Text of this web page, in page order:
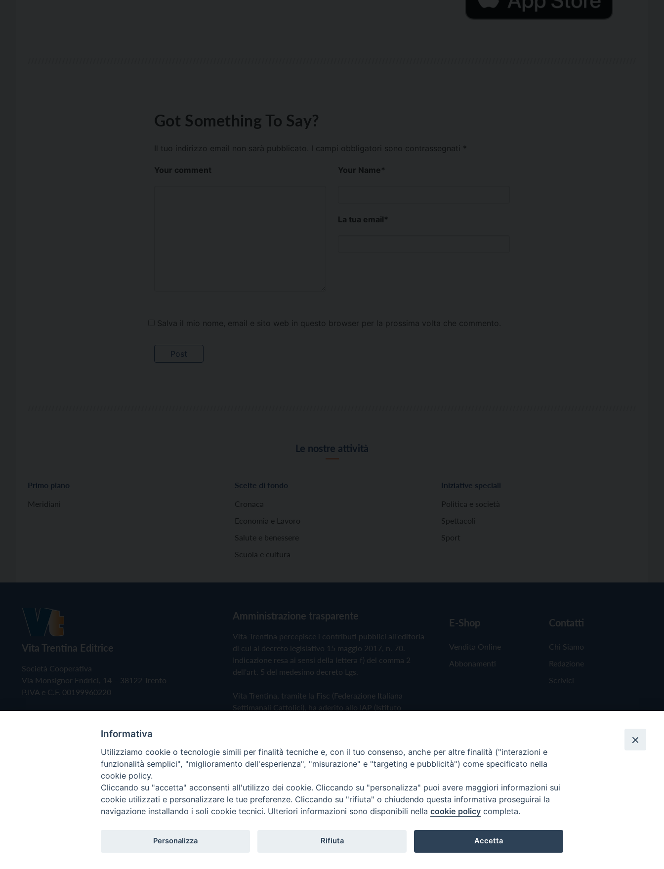
Got Something To Say?
Il tuo indirizzo email non sarà pubblicato. I campi obbligatori sono contrassegnati *
Your comment Your Name*
La tua email*
Salva il mio nome, email e sito web in questo browser per la prossima volta che commento.
Le nostre attività
Primo piano
Meridiani
Scelte di fondo
Cronaca
Economia e Lavoro
Salute e benessere
Scuola e cultura
Iniziative speciali
Politica e società
Spettacoli
Sport
Vita Trentina Editrice
Società Cooperativa
Via Monsignor Endrici, 14 – 38122 Trento
P.IVA e C.F. 00199960220
Amministrazione trasparente
Vita Trentina percepisce i contributi pubblici all'editoria
di cui al decreto legislativo 15 maggio 2017, n. 70.
Indicazione resa ai sensi della lettera f) del comma 2
dell'art. 5 del medesimo decreto Lgs.
Vita Trentina, tramite la Fisc (Federazione Italiana
Settimanali Cattolici), ha aderito allo IAP (Istituto
Privacy Policy Cookie Policy
E-Shop
Vendita Online
Abbonamenti
Contatti
Chi Siamo
Redazione
Scrivici
Copyright © 2019 - Tutti i diritti riservati - Vita Trentina Editrice
Informativa
Utilizziamo cookie o tecnologie simili per finalità tecniche e, con il tuo consenso, anche per altre finalità ("interazioni e
funzionalità semplici", "miglioramento dell'esperienza", "misurazione" e "targeting e pubblicità") come specificato nella
cookie policy.
Cliccando su "accetta" acconsenti all'utilizzo dei cookie. Cliccando su "personalizza" puoi avere maggiori informazioni sui
cookie utilizzati e personalizzare le tue preferenze. Cliccando su "rifiuta" o chiudendo questa informativa proseguirai la
navigazione installando i soli cookie tecnici. Ulteriori informazioni sono disponibili nella cookie policy completa.
Personalizza Rifiuta Accetta